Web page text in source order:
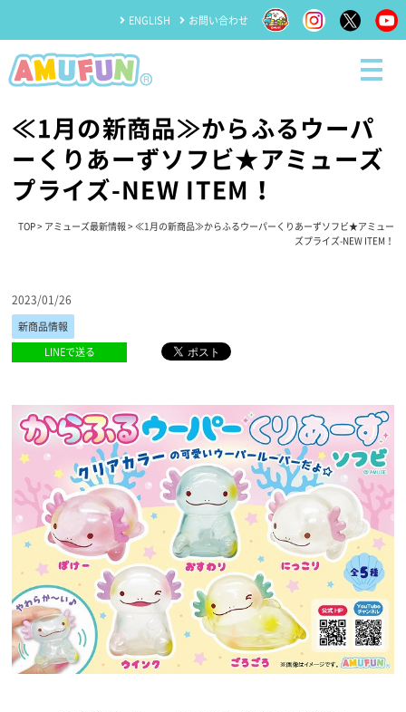
ENGLISH お問い合わせ
≪1月の新商品≫からふるウーパ
ーくりあーずソフビ★アミューズ
プライズ-NEW ITEM！
TOP> アミューズ最新情報> ≪1月の新商品≫からふるウーパーくりあーずソフビ★アミュー
ズプライズ-NEW ITEM！
2023/01/26
新商品情報
LINEで送る